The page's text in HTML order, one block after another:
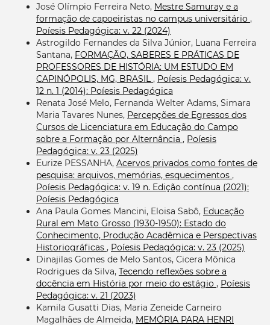
José Olímpio Ferreira Neto, Mestre Samuray e a
formação de capoeiristas no campus universitário ,
Poíesis Pedagógica: v. 22 (2024)
Astrogildo Fernandes da Silva Júnior, Luana Ferreira
Santana, FORMAÇÃO, SABERES E PRÁTICAS DE
PROFESSORES DE HISTÓRIA: UM ESTUDO EM
CAPINÓPOLIS, MG, BRASIL, Poíesis Pedagógica: v.
12 n. 1 (2014): Poíesis Pedagógica
Renata José Melo, Fernanda Welter Adams, Simara
Maria Tavares Nunes, Percepções de Egressos dos
Cursos de Licenciatura em Educação do Campo
sobre a Formação por Alternância , Poíesis
Pedagógica: v. 23 (2025)
Eurize PESSANHA, Acervos privados como fontes de
pesquisa: arquivos, memórias, esquecimentos ,
Poíesis Pedagógica: v. 19 n. Edição contínua (2021):
Poíesis Pedagógica
Ana Paula Gomes Mancini, Eloisa Sabô, Educação
Rural em Mato Grosso (1930-1950): Estado do
Conhecimento, Produção Acadêmica e Perspectivas
Historiográficas , Poíesis Pedagógica: v. 23 (2025)
Dinajilas Gomes de Melo Santos, Cicera Mônica
Rodrigues da Silva, Tecendo reflexões sobre a
docência em História por meio do estágio , Poíesis
Pedagógica: v. 21 (2023)
Kamila Gusatti Dias, Maria Zeneide Carneiro
Magalhães de Almeida, MEMÓRIA PARA HENRI